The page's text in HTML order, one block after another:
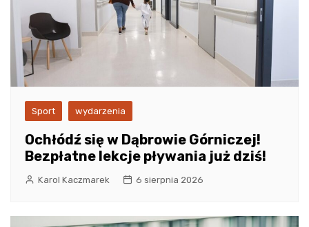
Sport wydarzenia
Ochłódź się w Dąbrowie Górniczej!
Bezpłatne lekcje pływania już dziś!
Karol Kaczmarek 6 sierpnia 2026